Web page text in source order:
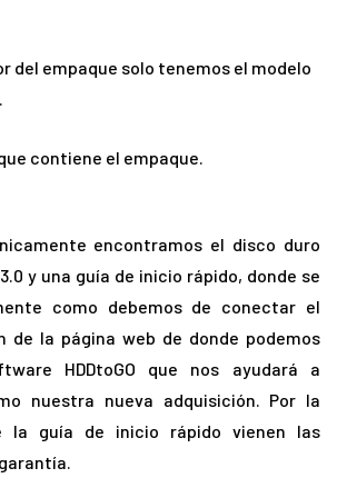
del empaque solo tenemos el modelo
contiene el empaque.
encontramos el disco duro
y una guía de inicio rápido, donde se
como debemos de conectar el
de la página web de donde podemos
HDDtoGO que nos ayudará a
nuestra nueva adquisición. Por la
la guía de inicio rápido vienen las